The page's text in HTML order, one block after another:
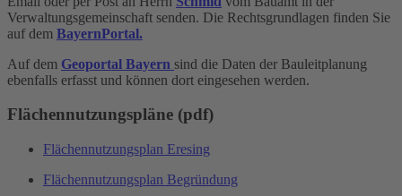
Verwaltungsgemeinschaft senden. Die Rechtsgrundlagen finden Sie
auf dem BayernPortal.
Auf dem Geoportal Bayern sind die Daten der Bauleitplanung
ebenfalls erfasst und können dort eingesehen werden.
Flächennutzungspläne (pdf)
Flächennutzungsplan Eresing
Flächennutzungsplan Begründung